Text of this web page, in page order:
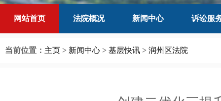
网站首页 法院概况 新闻中心 诉讼服
当前位置： 主页 > 新闻中心 > 基层快讯 > 润州区法院